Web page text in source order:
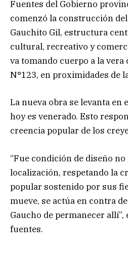
Fuentes del Gobierno
comenzó la construcción
Gauchito Gil, estructura
cultural, recreativo y
va tomando cuerpo a la vera
N°123, en proximidades de
La nueva obra se levanta en
hoy es venerado. Esto
creencia popular de los
“Fue condición de diseño
localización, respetando la
popular sostenido por sus
mueve, se actúa en contra
Gaucho de permanecer
fuentes.